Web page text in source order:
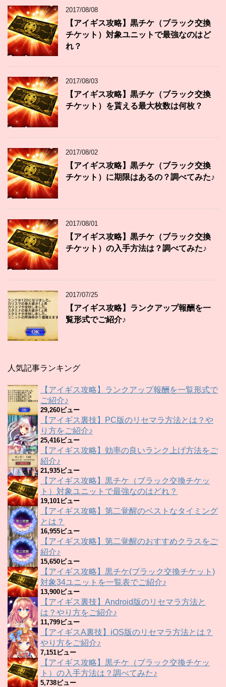
2017/08/08
【アイギス攻略】黒チケ（ブラック交換
チケット）対象ユニットで最強なのはど
れ？
2017/08/03
【アイギス攻略】黒チケ（ブラック交換
チケット）を貰える最大枚数は何枚？
2017/08/02
【アイギス攻略】黒チケ（ブラック交換
チケット）に期限はあるの？調べてみた♪
2017/08/01
【アイギス攻略】黒チケ（ブラック交換
チケット）の入手方法は？調べてみた♪
2017/07/25
【アイギス攻略】ランクアップ報酬を一
覧形式でご紹介♪
人気記事ランキング
【アイギス攻略】ランクアップ報酬を一覧形式で
ご紹介♪
29,260ビュー
【アイギス裏技】PC版のリセマラ方法とは？や
り方をご紹介♪
25,416ビュー
【アイギス攻略】効率の良いランク上げ方法をご
紹介♪
21,935ビュー
【アイギス攻略】黒チケ（ブラック交換チケッ
ト）対象ユニットで最強なのはどれ？
19,101ビュー
【アイギス攻略】第二覚醒のベストなタイミング
とは？
16,955ビュー
【アイギス攻略】第二覚醒のおすすめクラスをご
紹介♪
15,650ビュー
【アイギス攻略】黒チケ(ブラック交換チケット)
対象34ユニットを一覧表でご紹介♪
13,900ビュー
【アイギス裏技】Android版のリセマラ方法と
は？やり方をご紹介♪
11,799ビュー
【アイギスA裏技】iOS版のリセマラ方法とは？
やり方をご紹介♪
7,151ビュー
【アイギス攻略】黒チケ（ブラック交換チケッ
ト）の入手方法は？調べてみた♪
5,738ビュー